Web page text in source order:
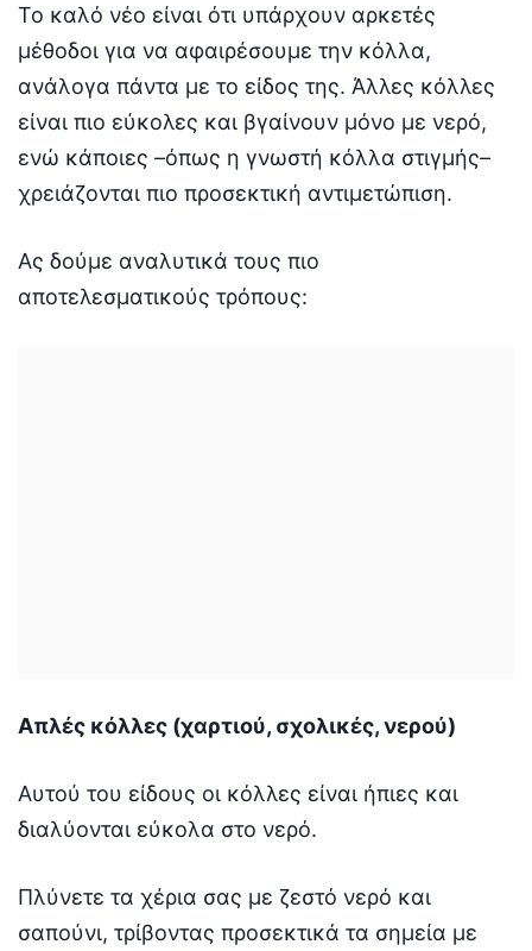
Το καλό νέο είναι ότι υπάρχουν αρκετές
μέθοδοι για να αφαιρέσουμε την κόλλα,
ανάλογα πάντα με το είδος της. Άλλες κόλλες
είναι πιο εύκολες και βγαίνουν μόνο με νερό,
ενώ κάποιες –όπως η γνωστή κόλλα στιγμής–
χρειάζονται πιο προσεκτική αντιμετώπιση.
Ας δούμε αναλυτικά τους πιο
αποτελεσματικούς τρόπους:
Απλές κόλλες (χαρτιού, σχολικές, νερού)
Αυτού του είδους οι κόλλες είναι ήπιες και
διαλύονται εύκολα στο νερό.
Πλύνετε τα χέρια σας με ζεστό νερό και
σαπούνι, τρίβοντας προσεκτικά τα σημεία με